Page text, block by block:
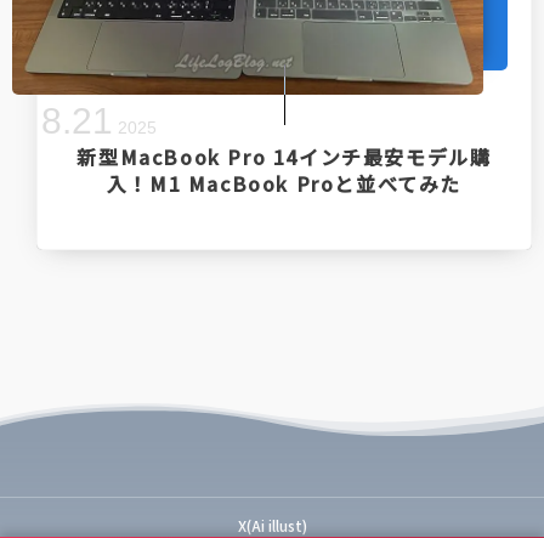
新型MacBook Pro 14インチ最安モデル購
入！M1 MacBook Proと並べてみた
8.21 2025
X(Ai illust)